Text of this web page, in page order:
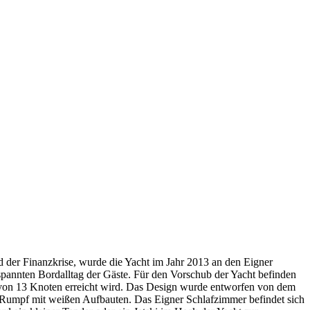
Finanzkrise, wurde die Yacht im Jahr 2013 an den Eigner
Bordalltag der Gäste. Für den Vorschub der Yacht befinden
13 Knoten erreicht wird. Das Design wurde entworfen von dem
mit weißen Aufbauten. Das Eigner Schlafzimmer befindet sich